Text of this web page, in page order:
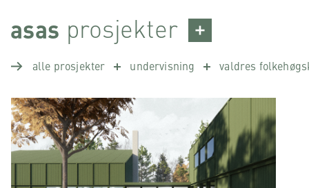
content
asas prosjekter
alle prosjekter undervisning valdres